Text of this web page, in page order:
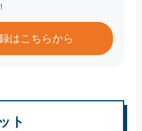
はこちらから
ト